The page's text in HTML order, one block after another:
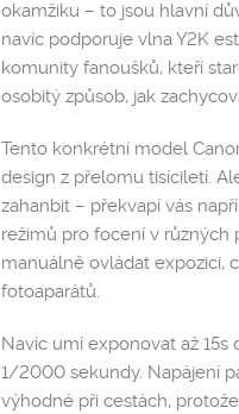
okamžiku – to jsou hlavní
navíc podporuje vlna Y2K
komunity fanoušků, kteří
osobitý způsob, jak
Tento konkrétní model
design z přelomu tisíciletí.
zahanbit – překvapí vás
režimů pro focení v
manuálně ovládat expozici,
fotoaparátů.
Navíc umí exponovat až
1/2000 sekundy. Napájení
výhodné při cestách,